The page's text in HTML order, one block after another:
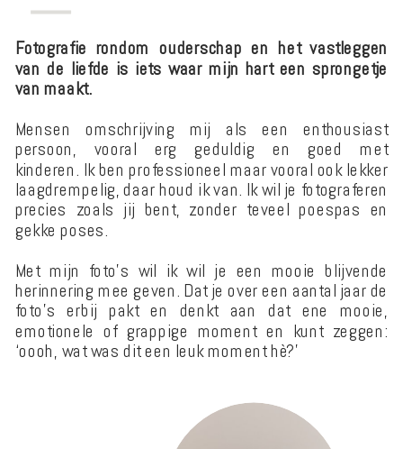
Fotografie rondom ouderschap en het vastleggen
van de liefde is iets waar mijn hart een sprongetje
van maakt.
Mensen omschrijving mij als een enthousiast
persoon, vooral erg geduldig en goed met
kinderen. Ik ben professioneel maar vooral ook lekker
laagdrempelig, daar houd ik van. Ik wil je fotograferen
precies zoals jij bent, zonder teveel poespas en
gekke poses.​​​​​​​​
Met mijn foto's wil ik wil je een mooie blijvende
herinnering mee geven. Dat je over een aantal jaar de
foto’s erbij pakt en denkt aan dat ene mooie,
emotionele of grappige moment en kunt zeggen:
‘oooh, wat was dit een leuk moment hè?’